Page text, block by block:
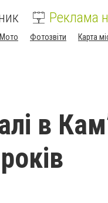
Реклама
Фотозвіти Карта
в